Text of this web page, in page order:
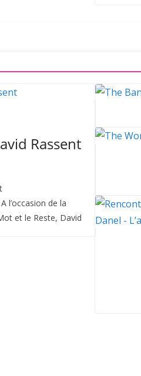
Rassent
l’occasion de la
et le Reste, David